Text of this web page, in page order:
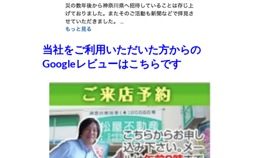
当社をご利用いただいた方からの
Googleレビューはこちらです